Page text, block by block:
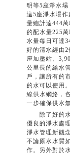
明等5座淨水
這5座淨水場
量總計達444
的配水量225
水量每日可達
好的清水經由
座加壓站、
公里長的給水
戶，讓所有的
的水可以使用
線供水網絡，
一步確保供水
除了好的水
優良的淨水處
淨水管理新觀
不論原水水質
作。另外對於